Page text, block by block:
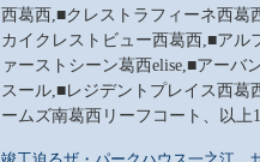
西葛西,■クレストラフィーネ西葛
カイクレストビュー西葛西,■アル
ァーストシーン葛西elise,■アーバ
スール,■レジデントプレイス西葛
ームズ南葛西リーフコート、以上